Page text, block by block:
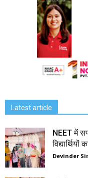
Latest article
NEET में
विद्यार्थियों
Devinder